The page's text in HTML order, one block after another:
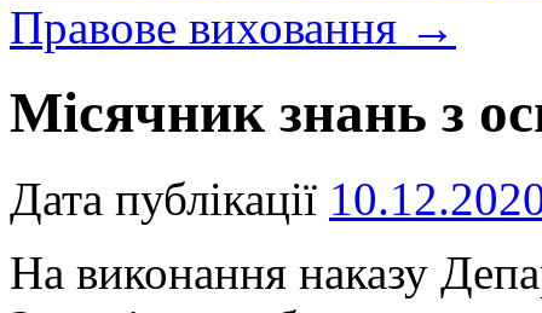
Правове виховання →
Місячник знань з
Дата публікації
На виконання наказу